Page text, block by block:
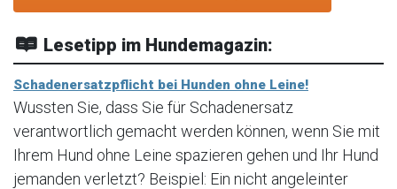
Lesetipp im Hundemagazin:
Schadenersatzpflicht bei Hunden ohne Leine!
Wussten Sie, dass Sie für Schadenersatz
verantwortlich gemacht werden können, wenn Sie mit
Ihrem Hund ohne Leine spazieren gehen und Ihr Hund
jemanden verletzt? Beispiel: Ein nicht angeleinter